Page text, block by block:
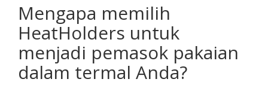
Mengapa memilih
HeatHolders untuk
menjadi pemasok pakaian
dalam termal Anda?